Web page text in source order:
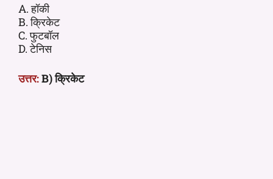
A. हॉकी
B. क्रिकेट
C. फुटबॉल
D. टेनिस
उत्तर:B) क्रिकेट